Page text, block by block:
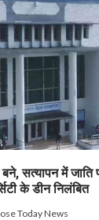
सत्यापन में जाति
के डीन निलंबित
Today News